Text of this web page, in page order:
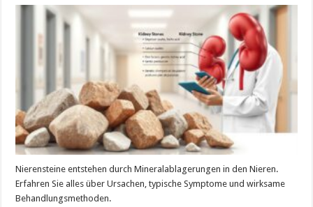
Nierensteine entstehen durch Mineralablagerungen in den Nieren.
Erfahren Sie alles über Ursachen, typische Symptome und wirksame
Behandlungsmethoden.